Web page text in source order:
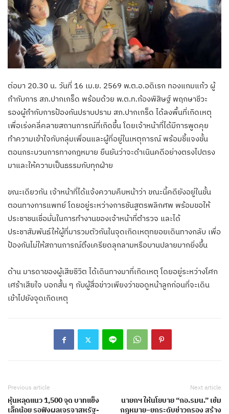
ต่อมา 20.30 น. วันที่ 16 เม.ย. 2569 พ.ต.อ.อดิเรก ทองแกมแก้ว ผู้
กำกับการ สภ.ปากเกร็ด พร้อมด้วย พ.ต.ท.ก้องพิสิษฐ์ พฤกษาชีวะ
รองผู้กำกับการป้องกันปราบปราม สภ.ปากเกร็ด ได้ลงพื้นที่เกิดเหตุ
เพื่อเร่งคลี่คลายสถานการณ์ที่เกิดขึ้น โดยเจ้าหน้าที่ได้มีการพูดคุย
ทำความเข้าใจกับกลุ่มเพื่อนและผู้ที่อยู่ในเหตุการณ์ พร้อมชี้แจงขั้น
ตอนกระบวนการทางกฎหมาย ยืนยันว่าจะดำเนินคดีอย่างตรงไปตรง
มาและให้ความเป็นธรรมกับทุกฝ่าย
ขณะเดียวกัน เจ้าหน้าที่ได้แจ้งความคืบหน้าว่า ขณะนี้คดียังอยู่ในขั้น
ตอนทางการแพทย์ โดยอยู่ระหว่างการชันสูตรพลิกศพ พร้อมขอให้
ประชาชนเชื่อมั่นในการทำงานของเจ้าหน้าที่ตำรวจ และได้
ประชาสัมพันธ์ให้ผู้ที่มารวมตัวกันในจุดเกิดเหตุทยอยเดินทางกลับ เพื่อ
ป้องกันไม่ให้สถานการณ์ตึงเครียดลุกลามหรือบานปลายมากยิ่งขึ้น
ด้าน มารดาของผู้เสียชีวิต ได้เดินทางมาที่เกิดเหตุ โดยอยู่ระหว่างโศก
เศร้าเสียใจ บอกสั้น ๆ กับผู้สื่อข่าวเพียงว่าขอดูหน้าลูกก่อนที่จะเดิน
เข้าไปยังจุดเกิดเหตุ
Previous article
หุ้นหลุดแนว 1,500 จุด บาทแข็ง
เล็กน้อย รอฟังผลเจรจาสหรัฐ-
Next article
นายกฯ ให้นโยบาย “กอ.รมน.” เข้ม
กฎหมาย–ยกระดับข่าวกรอง สร้าง